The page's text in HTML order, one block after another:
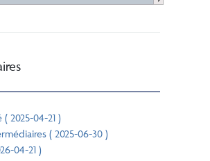
2025-04-21 )
( 2025-06-30 )
04-21 )